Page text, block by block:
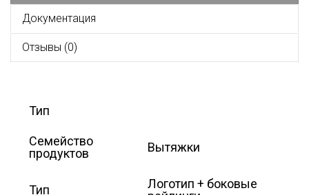
Документация
Отзывы (0)
Тип
Семейство
продуктов
Вытяжки
Тип
Логотип + боковые